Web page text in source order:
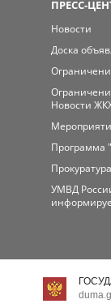
ПРЕСС-
Новости
Доска
Новости
Программа
УМВД